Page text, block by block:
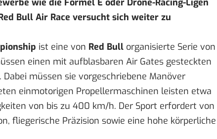
wie die Formel E oder Drone-Racing-Ligen
Bull Air Race versucht sich weiter zu
ist eine von Red Bull organisierte Serie von
einen mit aufblasbaren Air Gates gesteckten
müssen sie vorgeschriebene Manöver
einmotorigen Propellermaschinen leisten etwa
von bis zu 400 km/h. Der Sport erfordert von
fliegerische Präzision sowie eine hohe körperliche